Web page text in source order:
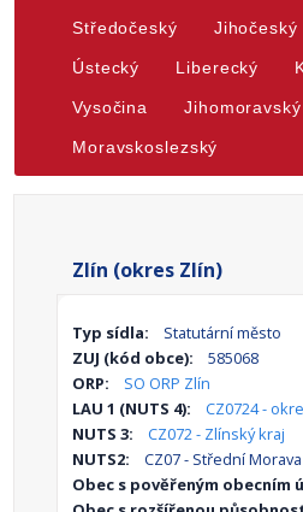
Středočeský Jihočeský
Ústecký Liberecký
Vysočina Jihomoravský
Moravskoslezský
Zlín (okres Zlín)
Typ sídla:
Statutární město
ZUJ (kód obce):
585068
ORP:
SO ORP Zlín
LAU 1 (NUTS 4):
CZ0724 -
NUTS 3:
CZ072 - Zlínský kraj
NUTS2:
CZ07 - Střední Morava
Obec s pověřeným obecním